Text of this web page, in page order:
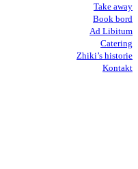
Take away
Book bord
Ad Libitum
Catering
Zhiki’s historie
Kontakt